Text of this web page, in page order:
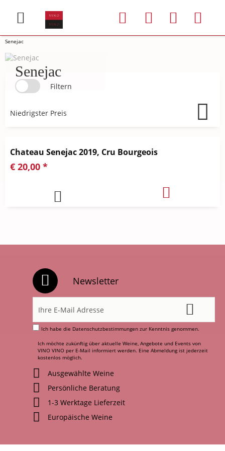
Senejac
Senejac
Filtern
Chateau Senejac 2019, Cru Bourgeois
€ 20,00 *
Newsletter
Ich habe die Datenschutzbestimmungen zur Kenntnis genommen.
Ich möchte zukünftig über aktuelle Weine, Angebote und Events von
VINO VINO per E-Mail informiert werden. Eine Abmeldung ist jederzeit
kostenlos möglich.
Ausgewählte Weine
Persönliche Beratung
1-3 Werktage Lieferzeit
Europäische Weine